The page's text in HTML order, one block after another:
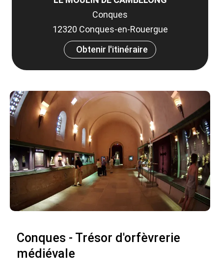
Conques
12320 Conques-en-Rouergue
Obtenir l'itinéraire
Conques - Trésor d'orfèvrerie
médiévale